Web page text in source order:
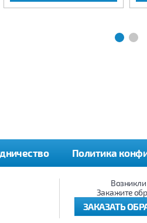
Политика
Закажите
ЗАКАЗАТЬ